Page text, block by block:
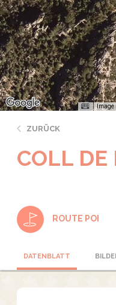
Image
ZURÜCK
COLL DE
ROUTE POI
DATENBLATT